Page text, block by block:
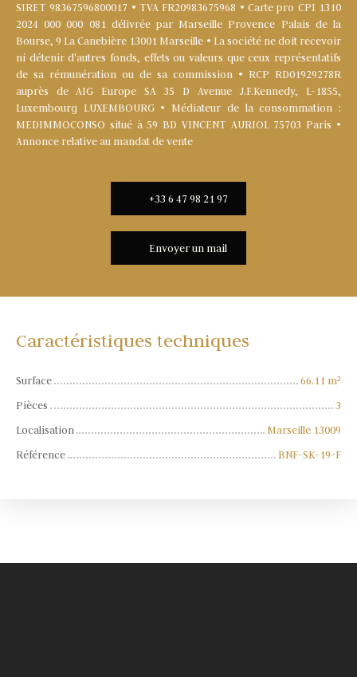
SIRET 98367596800017 • TVA FR20983675968 • Carte pro CPI 1310
2024 000 000 081 délivrée par Marseille Provence Palais de la
Bourse, 9 La Canebière 13001 Marseille • La société ne doit recevoir
ni détenir d'autres fonds, effets ou valeurs que ceux représentatifs
de sa rémunération ou de sa commission • RCP RD01929278R
auprès de AIG Europe SA 35 D Avenue J.F.Kennedy, L-1855,
Luxembourg LUXEMBOURG • Médiateur de la consommation :
MEDIMMOCONSO situé à 59 BD VINCENT AURIOL 75703 Paris •
Annonce relative au mandat de vente
+33 6 47 98 21 97
Envoyer un mail
Caractéristiques techniques
Surface 66.11 m²
Pièces
3
Localisation
Marseille 13009
Référence
BNF-SK-19-F